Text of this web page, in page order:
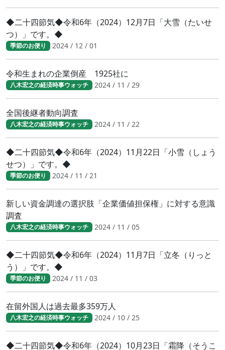
◆二十四節気◆令和6年（2024）12月7日「大雪（たいせ
つ）」です。◆
季節のお便り 2024 / 12 / 01
令和生まれの企業倒産 1925社に
八木宏之の経済時事ウォッチ 2024 / 11 / 29
全国後継者動向調査
八木宏之の経済時事ウォッチ 2024 / 11 / 22
◆二十四節気◆令和6年（2024）11月22日「小雪（しょう
せつ）」です。◆
季節のお便り 2024 / 11 / 21
新しい資金調達の選択肢「企業価値担保権」に対する意識
調査
八木宏之の経済時事ウォッチ 2024 / 11 / 05
◆二十四節気◆令和6年（2024）11月7日「立冬（りっと
う）」です。◆
季節のお便り 2024 / 11 / 03
在留外国人は過去最多359万人
八木宏之の経済時事ウォッチ 2024 / 10 / 25
◆二十四節気◆令和6年（2024）10月23日「霜降（そうこ